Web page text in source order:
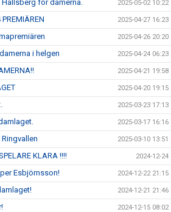
Hallsberg för damerna. 2025-05-02 10:22
2025-04-27 16:23
2025-04-26 20:20
i helgen 2025-04-24 06:23
2025-04-21 19:58
2025-04-20 19:15
2025-03-23 17:13
2025-03-17 16:16
2025-03-10 13:51
KLARA !!!! 2024-12-24
Esbjörnsson! 2024-12-22 21:15
2024-12-21 21:46
2024-12-15 08:02